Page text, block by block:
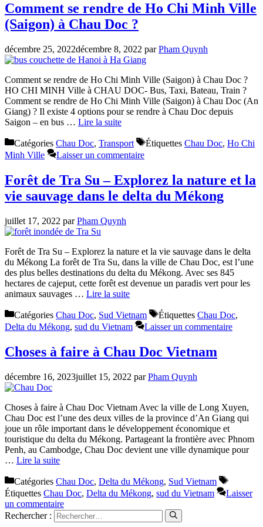
Comment se rendre de Ho Chi Minh Ville
(Saigon) à Chau Doc ?
décembre 25, 2022décembre 8, 2022 parPham Quynh
Comment se rendre de Ho Chi Minh Ville (Saigon) à Chau Doc ?
HO CHI MINH Ville à CHAU DOC- Bus, Taxi, Bateau, Train ?
Comment se rendre de Ho Chi Minh Ville (Saigon) à Chau Doc (An
Giang) ? Il existe 4 options pour se rendre à Chau Doc depuis
Saigon – en bus … Lire la suite
Catégories Chau Doc, Transport Étiquettes Chau Doc, Ho Chi
Minh Ville
Laisser un commentaire
Forêt de Tra Su – Explorez la nature et la
vie sauvage dans le delta du Mékong
juillet 17, 2022 parPham Quynh
Forêt de Tra Su – Explorez la nature et la vie sauvage dans le delta
du Mékong La forêt de Tra Su, dans la ville de Chau Doc, est l’une
des plus belles destinations du delta du Mékong. Avec ses 845
hectares de cajeput, cette forêt est devenue un paradis vert pour les
animaux sauvages … Lire la suite
Catégories Chau Doc, Sud Vietnam Étiquettes Chau Doc,
Delta du Mékong, sud du Vietnam Laisser un commentaire
Choses à faire à Chau Doc Vietnam
décembre 16, 2023juillet 15, 2022 parPham Quynh
Choses à faire à Chau Doc Vietnam Avec la ville de Long Xuyen,
Chau Doc est l’une des deux villes de la province d’An Giang qui
joue un rôle important dans le développement économique et
touristique du delta du Mékong. Partageant la frontière avec Phnom
Penh, au Cambodge, Chau Doc devient une ville dynamique pour
… Lire la suite
Catégories Chau Doc, Delta du Mékong, Sud Vietnam
Étiquettes Chau Doc, Delta du Mékong, sud du Vietnam
Laisser
un commentaire
Rechercher :